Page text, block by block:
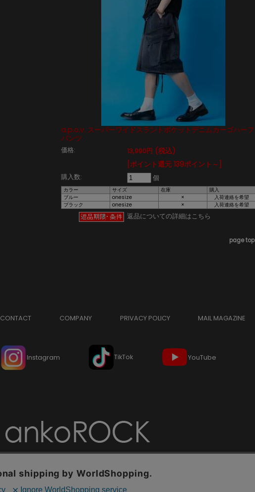
a.p.o.v. スーパーワイドスラントポケットデニムカーゴハーフ
パンツ
価格: 13,990円 (税込)
[ポイント還元 139ポイント～]
購入数: 個
カラー サイズ 在庫
購入
ブルー
onesize ×
入荷連絡を希望
ブラック
onesize × 入荷連絡を希望
返品についての詳細はこちら
page top
CONTACT COMPANY PRIVACY POLICY MAIL MAGAZINE
Instagram TikTok YouTube